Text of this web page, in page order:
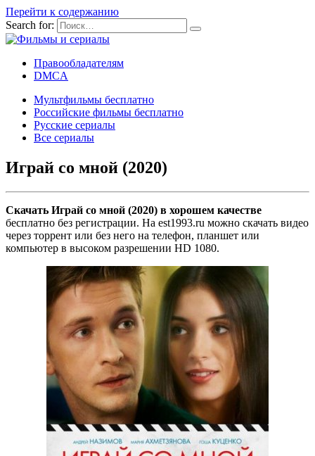
Перейти к содержанию
Search for:
Правообладателям
DMCA
Мультфильмы бесплатно
Российские фильмы бесплатно
Русские сериалы
Все сериалы
Играй со мной (2020)
Скачать Играй со мной (2020) в хорошем качестве
бесплатно без регистрации. На est1993.ru можно скачать видео
через торрент или без него на телефон, планшет или
компьютер в высоком разрешении HD 1080.